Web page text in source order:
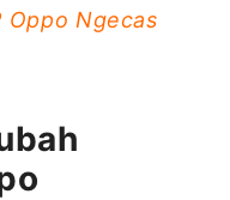
Oppo Ngecas